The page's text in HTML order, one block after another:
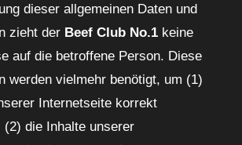
dieser allgemeinen Daten und
zieht der Beef Club No.1keine
auf die betroffene Person. Diese
werden vielmehr benötigt, um (1)
Internetseite korrekt
(2) die Inhalte unserer